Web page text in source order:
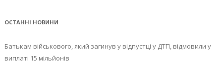
ОСТАННІ НОВИНИ
Батькам військового, який загинув у відпустці у ДТП, відмовили у
виплаті 15 мільйонів